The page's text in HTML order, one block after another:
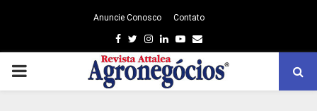
Anuncie Conosco Contato
Facebook
TwitterInstagram
LinkedinYoutube
Email
PRIMARY